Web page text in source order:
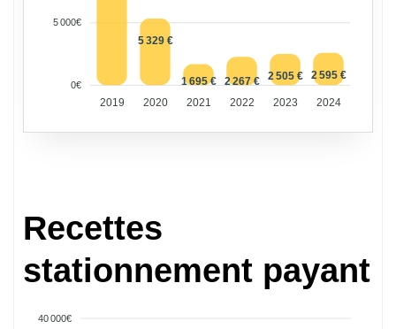
5 000€
0€
5 329 €
1 695 € 2 267 € 2 505 € 2 595 €
2019 2020 2021 2022 2023 2024
Recettes
stationnement payant
40 000€